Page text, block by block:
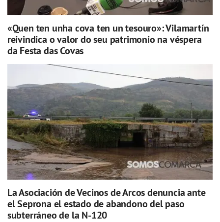
«Quen ten unha cova ten un tesouro»: Vilamartín
reivindica o valor do seu patrimonio na véspera
da Festa das Covas
La Asociación de Vecinos de Arcos denuncia ante
el Seprona el estado de abandono del paso
subterráneo de la N-120